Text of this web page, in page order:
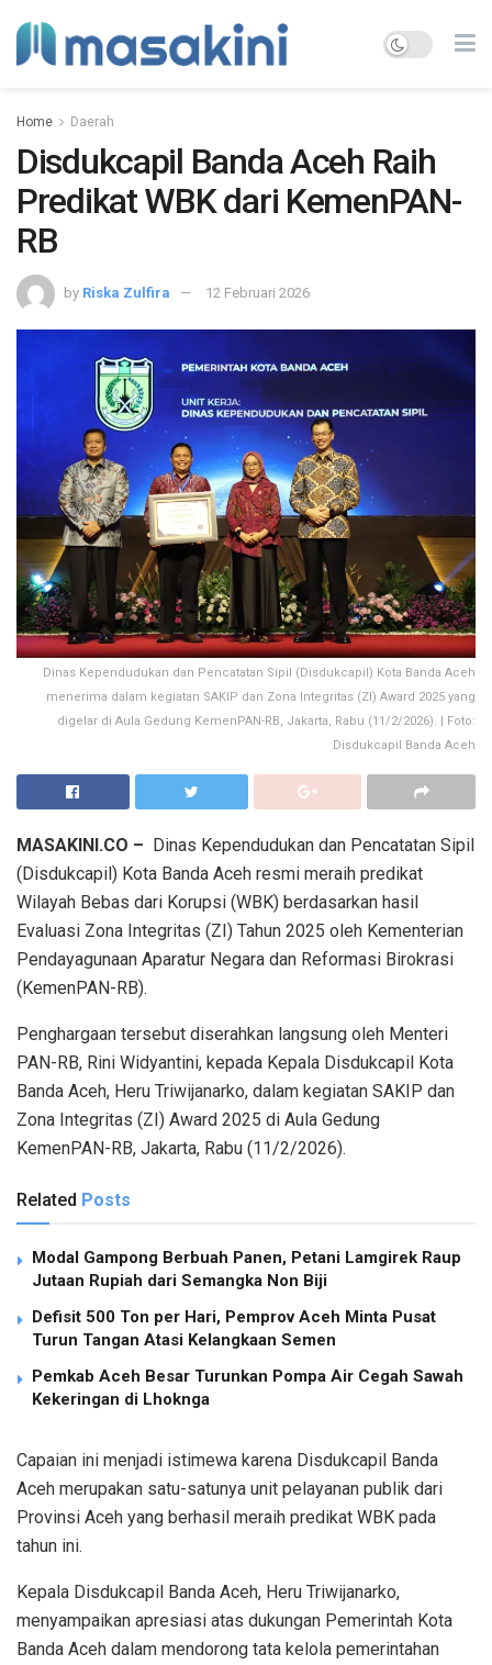
Home Daerah
Disdukcapil Banda Aceh Raih
Predikat WBK dari KemenPAN-
RB
by Riska Zulfira 12 Februari 2026
Dinas Kependudukan dan Pencatatan Sipil (Disdukcapil) Kota Banda Aceh
menerima dalam kegiatan SAKIP dan Zona Integritas (ZI) Award 2025 yang
digelar di Aula Gedung KemenPAN-RB, Jakarta, Rabu (11/2/2026). | Foto:
Disdukcapil Banda Aceh
MASAKINI.CO – Dinas Kependudukan dan Pencatatan Sipil
(Disdukcapil) Kota Banda Aceh resmi meraih predikat
Wilayah Bebas dari Korupsi (WBK) berdasarkan hasil
Evaluasi Zona Integritas (ZI) Tahun 2025 oleh Kementerian
Pendayagunaan Aparatur Negara dan Reformasi Birokrasi
(KemenPAN-RB).
Penghargaan tersebut diserahkan langsung oleh Menteri
PAN-RB, Rini Widyantini, kepada Kepala Disdukcapil Kota
Banda Aceh, Heru Triwijanarko, dalam kegiatan SAKIP dan
Zona Integritas (ZI) Award 2025 di Aula Gedung
KemenPAN-RB, Jakarta, Rabu (11/2/2026).
Related Posts
Modal Gampong Berbuah Panen, Petani Lamgirek Raup
Jutaan Rupiah dari Semangka Non Biji
Defisit 500 Ton per Hari, Pemprov Aceh Minta Pusat
Turun Tangan Atasi Kelangkaan Semen
Pemkab Aceh Besar Turunkan Pompa Air Cegah Sawah
Kekeringan di Lhoknga
Capaian ini menjadi istimewa karena Disdukcapil Banda
Aceh merupakan satu-satunya unit pelayanan publik dari
Provinsi Aceh yang berhasil meraih predikat WBK pada
tahun ini.
Kepala Disdukcapil Banda Aceh, Heru Triwijanarko,
menyampaikan apresiasi atas dukungan Pemerintah Kota
Banda Aceh dalam mendorong tata kelola pemerintahan